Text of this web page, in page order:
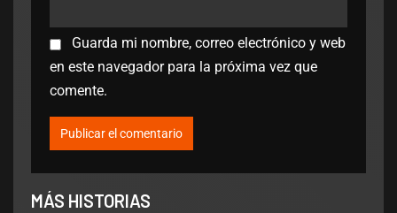
Guarda mi nombre, correo electrónico y web
en este navegador para la próxima vez que
comente.
MÁS HISTORIAS